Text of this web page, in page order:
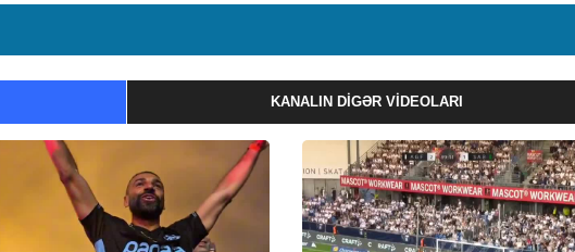
KANALIN DIGƏR VIDEOLARI